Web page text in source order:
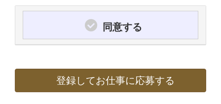
同意する